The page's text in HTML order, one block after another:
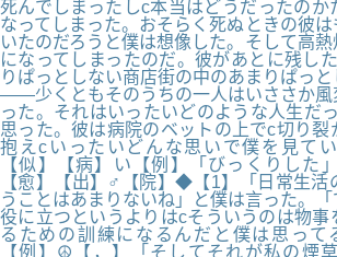
死んでしまったしc本当はどうだったのか
なってしまった。おそらく死ぬときの彼
いたのだろうと僕は想像した。そして高
になってしまったのだ。彼があとに残し
りぱっとしない商店街の中のあまりぱっ
――少くともそのうちの一人はいささか
った。それはいったいどのような人生だ
思った。彼は病院のベットの上でc切り裂
抱えcいったいどんな思いで僕を見てい
【似】【病】い【例】「びっくりし
【愈】【出】♂【院】◆【1】「日常生活
うことはあまりないね」と僕は言った。
役に立つというよりはcそういうのは物事
るための訓練になるんだと僕は思っ
【例】☮【，】「そしてそれが私の煙